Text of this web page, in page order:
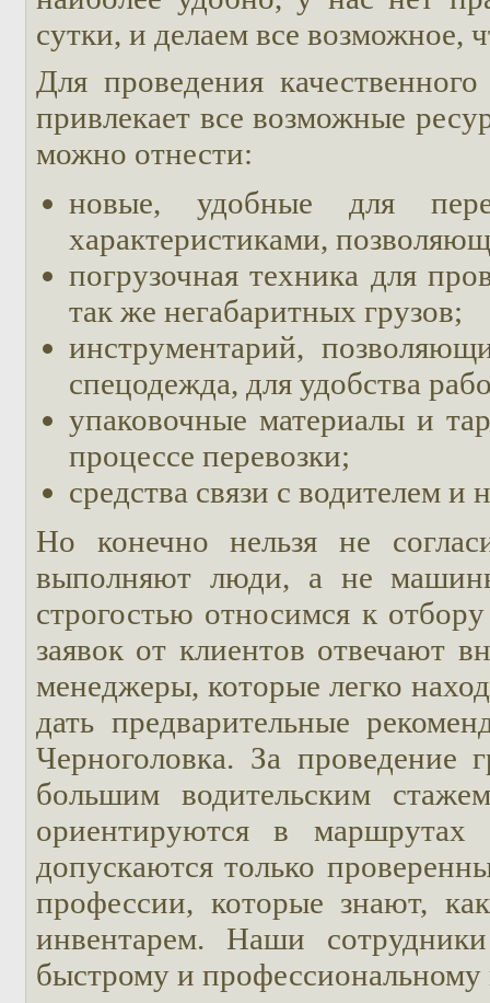
сутки, и делаем все возможное,
Для проведения
привлекает все возможные
можно отнести:
новые, удобные для
характеристиками,
погрузочная техника для
так же негабаритных грузов;
инструментарий,
спецодежда, для удобства
упаковочные материалы и
процессе перевозки;
средства связи с водителем
Но конечно нельзя не
выполняют люди, а не
строгостью относимся к
заявок от клиентов отвечают
менеджеры, которые легко
дать предварительные
Черноголовка. За проведение
большим водительским
ориентируются в
допускаются только
профессии, которые знают,
инвентарем. Наши
быстрому и профессиональному